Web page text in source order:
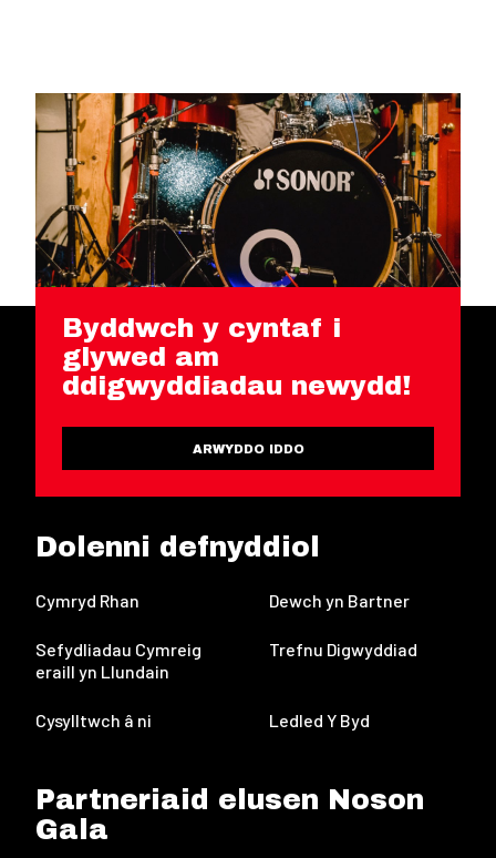
Byddwch y cyntaf i
glywed am
ddigwyddiadau newydd!
ARWYDDO IDDO
Dolenni defnyddiol
Cymryd Rhan Dewch yn Bartner
Sefydliadau Cymreig
eraill yn Llundain
Trefnu Digwyddiad
Cysylltwch â ni Ledled Y Byd
Partneriaid elusen Noson
Gala